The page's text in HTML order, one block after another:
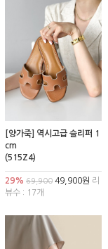
[양가죽] 역시고급 슬리퍼 1
cm
(515Z4)
29% 69,900 49,900원 리
뷰수 : 17개